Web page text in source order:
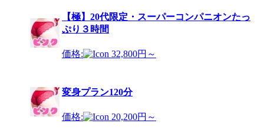
【極】20代限定・スーパーコンパニオンたっ
ぷり３時間
価格: 32,800円～
変身プラン120分
価格: 20,200円～